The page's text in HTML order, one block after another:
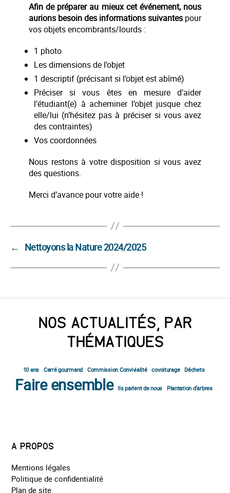
Afin de préparer au mieux cet événement, nous
aurions besoin des informations suivantes pour
vos objets encombrants/lourds :
1 photo
Les dimensions de l’objet
1 descriptif (précisant si l’objet est abîmé)
Préciser si vous êtes en mesure d’aider
l’étudiant(e) à acheminer l’objet jusque chez
elle/lui (n’hésitez pas à préciser si vous avez
des contraintes)
Vos coordonnées
Nous restons à votre disposition si vous avez
des questions.
Merci d’avance pour votre aide !
← Nettoyons la Nature 2024/2025
NOS ACTUALITÉS, PAR
THÉMATIQUES
10 ans Carré gourmand Commission Convivialité covoiturage Déchets
Faire ensemble Ils parlent de nous Plantation d'arbres
A PROPOS
Mentions légales
Politique de confidentialité
Plan de site